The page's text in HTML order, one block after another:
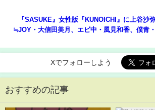
『SASUKE』女性版『KUNOICHI』に上谷沙弥
≒JOY・大信田美月、エビ中・風見和香、僕青
Xでフォローしよう
おすすめの記事